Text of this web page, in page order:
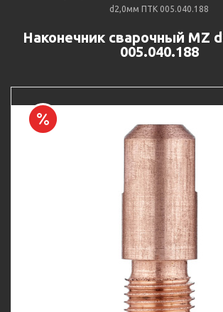
d2,0мм ПТК 005.040.188
Наконечник сварочный MZ
005.040.188